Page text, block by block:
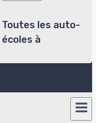
Toutes les auto-
écoles à